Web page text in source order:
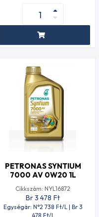
PETRONAS SYNTIUM
7000 AV 0W20 1L
Cikkszám: NYL16872
Br 3 478 Ft
Egységár: N°2 738 Ft/L | Br 3
478 Ft/L